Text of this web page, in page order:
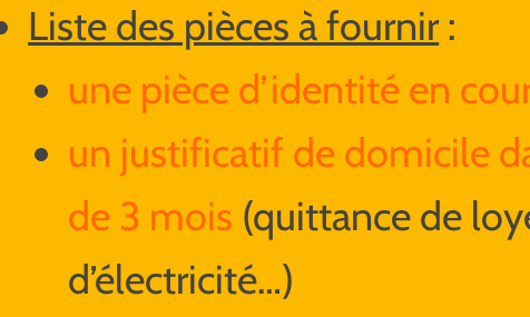
Liste des pièces à fournir:
une pièce d’identité en
un justificatif de domicile
de 3 mois (quittance de
d’électricité…)